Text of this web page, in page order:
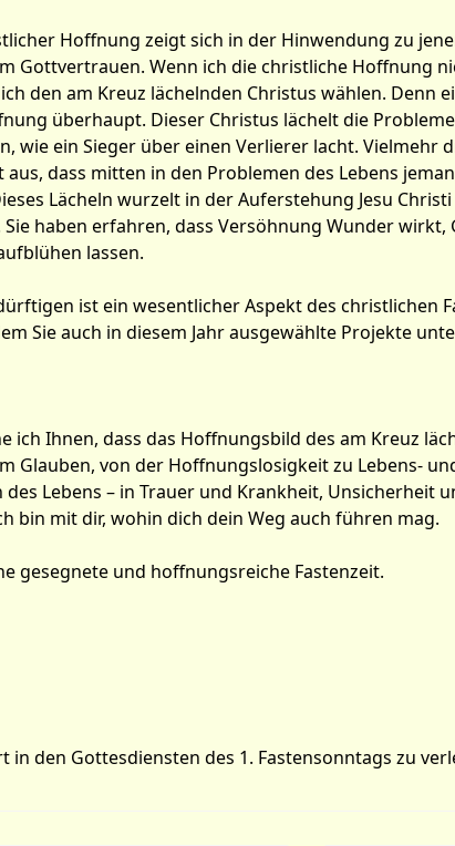
Hoffnung zeigt sich in der Hinwendung zu
Gottvertrauen. Wenn ich die christliche Hoffnung
den am Kreuz lächelnden Christus wählen. Denn
überhaupt. Dieser Christus lächelt die
wie ein Sieger über einen Verlierer lacht.
dass mitten in den Problemen des Lebens
Lächeln wurzelt in der Auferstehung Jesu
haben erfahren, dass Versöhnung Wunder
lassen.
ist ein wesentlicher Aspekt des christlichen
Sie auch in diesem Jahr ausgewählte Projekte
ich Ihnen, dass das Hoffnungsbild des am Kreuz
Glauben, von der Hoffnungslosigkeit zu Lebens-
Lebens – in Trauer und Krankheit, Unsicherheit
bin mit dir, wohin dich dein Weg auch führen mag.
gesegnete und hoffnungsreiche Fastenzeit.
den Gottesdiensten des 1. Fastensonntags zu